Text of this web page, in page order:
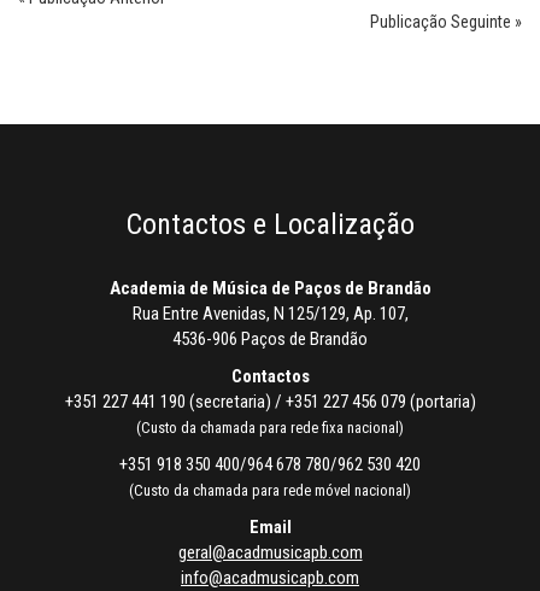
Publicação Seguinte »
Contactos e Localização
Academia de Música de Paços de Brandão
Rua Entre Avenidas, N 125/129, Ap. 107,
4536-906 Paços de Brandão
Contactos
+351 227 441 190 (secretaria) / +351 227 456 079 (portaria)
(Custo da chamada para rede fixa nacional)
+351 918 350 400/964 678 780/962 530 420
(Custo da chamada para rede móvel nacional)
Email
geral@acadmusicapb.com
info@acadmusicapb.com